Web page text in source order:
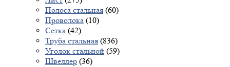
Полоса стальная (60)
Проволока (10)
Сетка (42)
Труба стальная (836)
Уголок стальной (59)
Швеллер (36)